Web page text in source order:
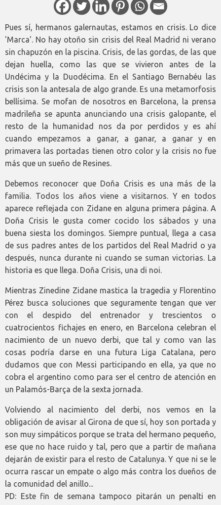
Pues sí, hermanos galernautas, estamos en crisis. Lo dice
'Marca'. No hay otoño sin crisis del Real Madrid ni verano
sin chapuzón en la piscina. Crisis, de las gordas, de las que
dejan huella, como las que se vivieron antes de la
Undécima y la Duodécima. En el Santiago Bernabéu las
crisis son la antesala de algo grande. Es una metamorfosis
bellísima. Se mofan de nosotros en Barcelona, la prensa
madrileña se apunta anunciando una crisis galopante, el
resto de la humanidad nos da por perdidos y es ahí
cuando empezamos a ganar, a ganar, a ganar y en
primavera las portadas tienen otro color y la crisis no fue
más que un sueño de Resines.
Debemos reconocer que Doña Crisis es una más de la
familia. Todos los años viene a visitarnos. Y en todos
aparece reflejada con Zidane en alguna primera página. A
Doña Crisis le gusta comer cocido los sábados y una
buena siesta los domingos. Siempre puntual, llega a casa
de sus padres antes de los partidos del Real Madrid o ya
después, nunca durante ni cuando se suman victorias. La
historia es que llega. Doña Crisis, una di noi.
Mientras Zinedine Zidane mastica la tragedia y Florentino
Pérez busca soluciones que seguramente tengan que ver
con el despido del entrenador y trescientos o
cuatrocientos fichajes en enero, en Barcelona celebran el
nacimiento de un nuevo derbi, que tal y como van las
cosas podría darse en una futura Liga Catalana, pero
dudamos que con Messi participando en ella, ya que no
cobra el argentino como para ser el centro de atención en
un Palamós-Barça de la sexta jornada.
Volviendo al nacimiento del derbi, nos vemos en la
obligación de avisar al Girona de que sí, hoy son portada y
son muy simpáticos porque se trata del hermano pequeño,
ese que no hace ruido y tal, pero que a partir de mañana
dejarán de existir para el resto de Catalunya. Y que ni se le
ocurra rascar un empate o algo más contra los dueños de
la comunidad del anillo...
PD: Este fin de semana tampoco pitarán un penalti en